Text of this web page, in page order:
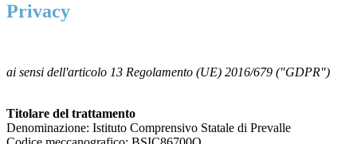
Privacy
ai sensi dell'articolo 13 Regolamento (UE) 2016/679 ("GDPR")
Titolare del trattamento
Denominazione: Istituto Comprensivo Statale di Prevalle